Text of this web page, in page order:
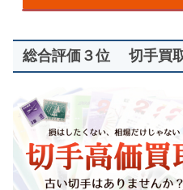
総合評価３位 切手買